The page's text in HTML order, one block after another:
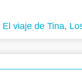
El viaje de Tina,